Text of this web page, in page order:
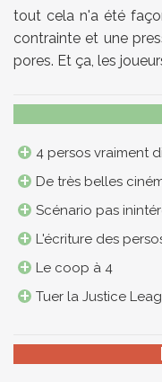
tout cela n'a été
contrainte et une
pores. Et ça, les
4 persos vraiment
De très belles
Scénario pas
L'écriture des
Le coop à 4
Tuer la Justice